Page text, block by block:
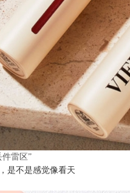
雷区”
是不是感觉像看天